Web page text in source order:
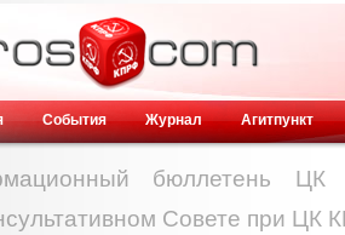
События Журнал Агитпункт
бюллетень
Совете при ЦК